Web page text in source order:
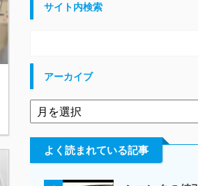
サイト内検索
アーカイブ
よく読まれている記事